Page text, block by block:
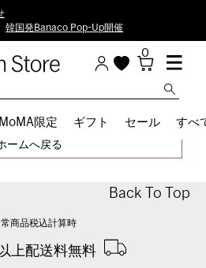
韓国発Banaco Pop-Up開催
0
MoMA限定 ギフト セール すべ
ャンルは存在しません。
ームへ戻る
Back To Top
商品税込計算時
上配送料無料